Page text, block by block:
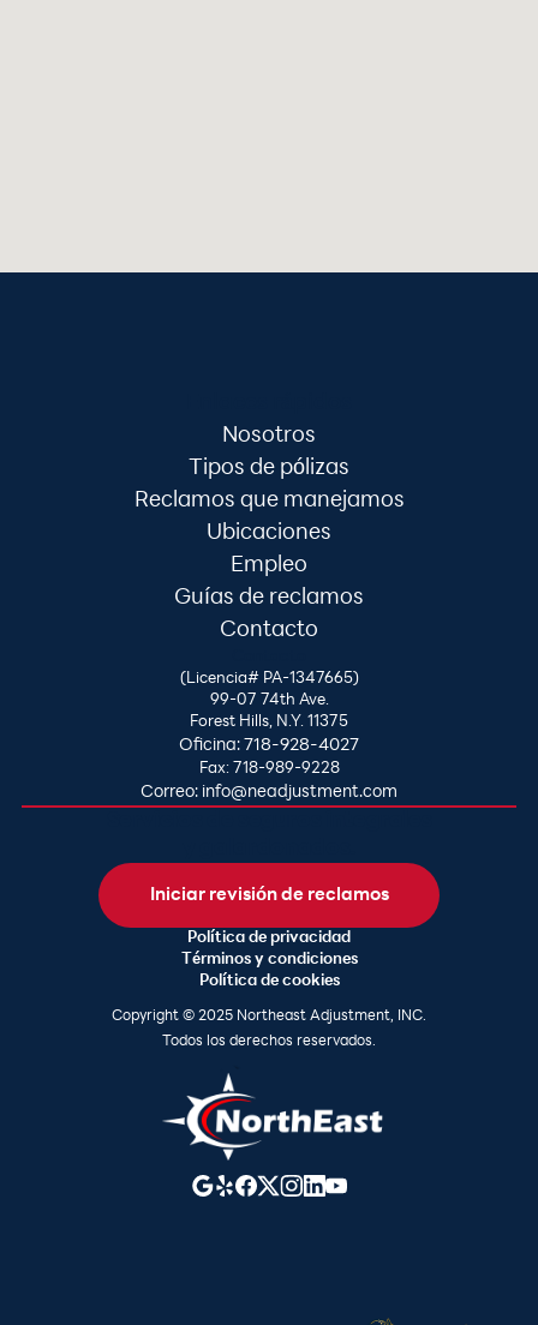
Nosotros
Tipos de pólizas
Reclamos que manejamos
Ubicaciones
Empleo
Guías de reclamos
Contacto
(Licencia# PA-1347665)
99-07 74th Ave.
Forest Hills, N.Y. 11375
Oficina: 718-928-4027
Fax: 718-989-9228
Correo: info@neadjustment.com
Iniciar revisión de reclamos
Política de privacidad
Términos y condiciones
Política de cookies
Copyright © 2025 Northeast Adjustment, INC.
Todos los derechos reservados.